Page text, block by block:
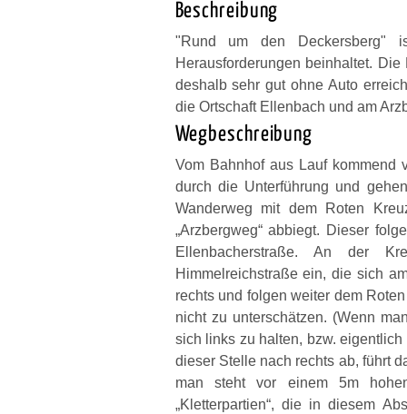
Beschreibung
"Rund um den Deckersberg"
Herausforderungen beinhaltet.
deshalb sehr gut ohne Auto
die Ortschaft Ellenbach und am
Wegbeschreibung
Vom Bahnhof aus Lauf
durch die Unterführung und
Wanderweg mit dem Roten
„Arzbergweg“ abbiegt. Dieser
Ellenbacherstraße. An der
Himmelreichstraße ein, die sich
rechts und folgen weiter dem
nicht zu unterschätzen. (Wenn
sich links zu halten, bzw.
dieser Stelle nach rechts ab, führt
man steht vor einem 5m
„Kletterpartien“, die in diesem